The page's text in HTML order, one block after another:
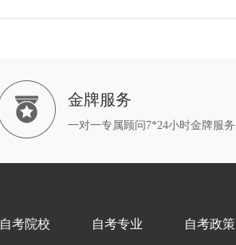
金牌服务
一对一专属顾问7*24小时金牌服务
自考院校 自考专业 自考政策